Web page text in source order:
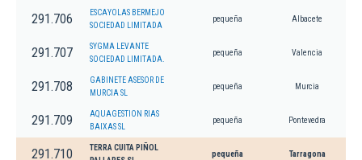
291.706
ESCAYOLAS BERMEJO
SOCIEDAD LIMITADA
pequeña Albacete
291.707
SYGMA LEVANTE
SOCIEDAD LIMITADA.
pequeña Valencia
291.708
GABINETE ASESOR DE
MURCIA SL
pequeña Murcia
291.709
AQUAGESTION RIAS
BAIXAS SL
pequeña Pontevedra
291.710
TERRA CUITA PIÑOL
pequeña Tarragona